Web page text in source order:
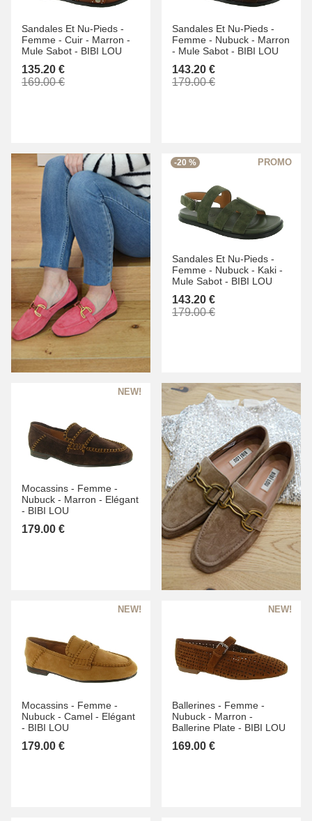
Sandales Et Nu-Pieds -
Femme - Cuir - Marron -
Mule Sabot - BIBI LOU
135.20 €
169.00 €
Sandales Et Nu-Pieds -
Femme - Nubuck - Marron
- Mule Sabot - BIBI LOU
143.20 €
179.00 €
-20 %
Sandales Et Nu-Pieds -
Femme - Nubuck - Kaki -
Mule Sabot - BIBI LOU
143.20 €
179.00 €
Mocassins - Femme -
Nubuck - Marron - Elégant
- BIBI LOU
179.00 €
Mocassins - Femme -
Nubuck - Camel - Elégant
- BIBI LOU
179.00 €
Ballerines - Femme -
Nubuck - Marron -
Ballerine Plate - BIBI LOU
169.00 €